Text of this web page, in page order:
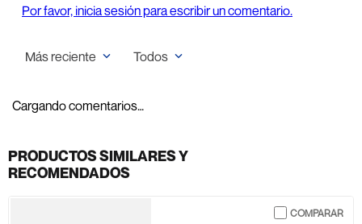
Por favor, inicia sesión para escribir un comentario.
Más reciente Todos
Cargando comentarios…
PRODUCTOS SIMILARES Y
RECOMENDADOS